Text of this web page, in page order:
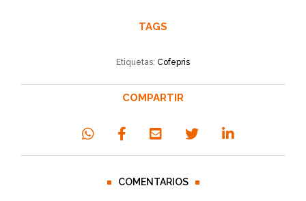
TAGS
Etiquetas: Cofepris
COMPARTIR
COMENTARIOS